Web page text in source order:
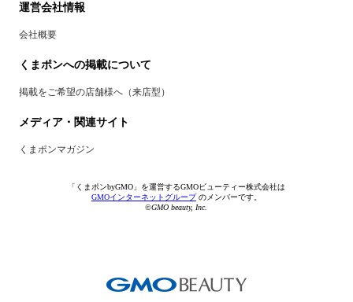
運営会社情報
会社概要
くまポンへの掲載について
掲載をご希望の店舗様へ（来店型）
メディア・関連サイト
くまポンマガジン
「くまポンbyGMO」を運営するGMOビューティー株式会社は
GMOインターネットグループのメンバーです。
©GMO beauty, Inc.